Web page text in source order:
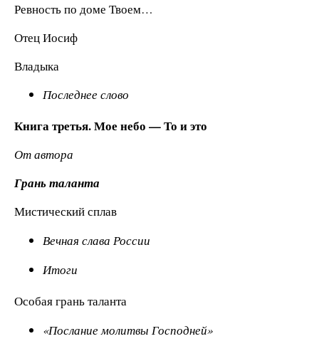
Ревность по доме Твоем…
Отец Иосиф
Владыка
Последнее слово
Книга третья. Мое небо — То и это
От автора
Грань таланта
Мистический сплав
Вечная слава России
Итоги
Особая грань таланта
«Послание молитвы Господней»